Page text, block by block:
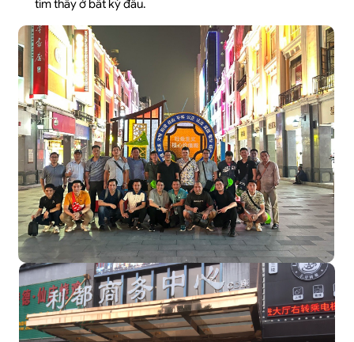
tìm thấy ở bất kỳ đâu.